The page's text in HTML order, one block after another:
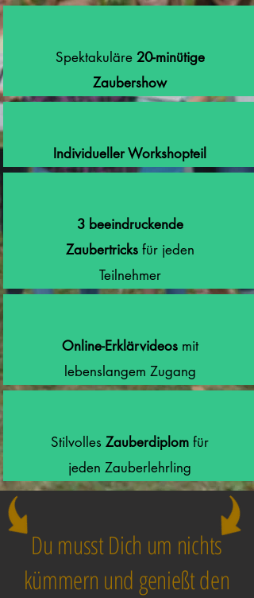
Spektakuläre 20-minütige
Zaubershow
Individueller Workshopteil
3 beeindruckende
Zaubertricksfür jeden
Teilnehmer
Online-Erklärvideosmit
lebenslangem Zugang
Stilvolles Zauberdiplom für
jeden Zauberlehrling
Du musst Dich um nichts
kümmern und genießt den